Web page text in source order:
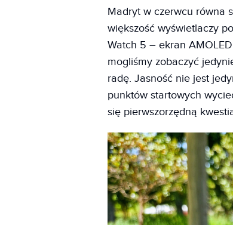
Madryt w czerwcu równa
większość wyświetlaczy
Watch 5 – ekran
mogliśmy zobaczyć
radę. Jasność nie jest
punktów startowych
się pierwszorzędną